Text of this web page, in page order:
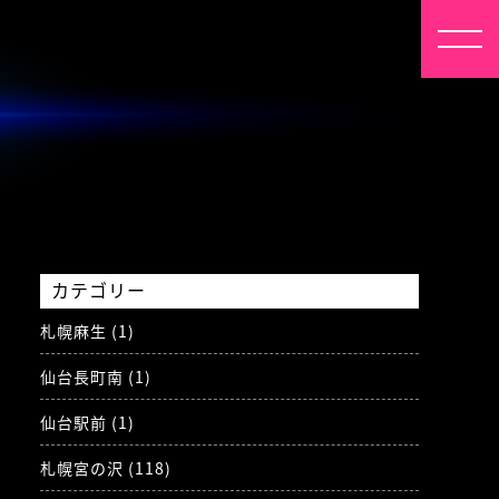
カテゴリー
札幌麻生 (1)
仙台長町南 (1)
仙台駅前 (1)
札幌宮の沢 (118)